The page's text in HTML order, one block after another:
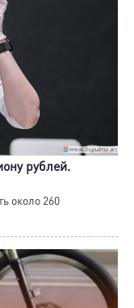
рублей.
около 260